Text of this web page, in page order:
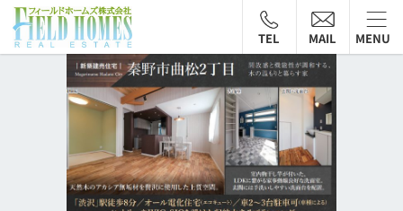
TEL MAIL MENU